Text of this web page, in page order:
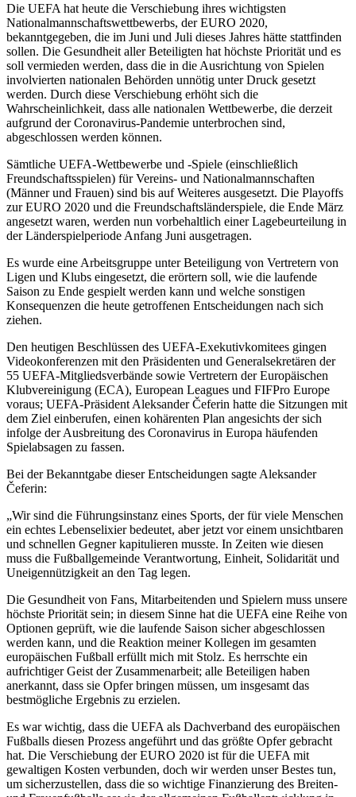
Die UEFA hat heute die Verschiebung ihres wichtigsten
Nationalmannschaftswettbewerbs, der EURO 2020,
bekanntgegeben, die im Juni und Juli dieses Jahres hätte stattfinden
sollen. Die Gesundheit aller Beteiligten hat höchste Priorität und es
soll vermieden werden, dass die in die Ausrichtung von Spielen
involvierten nationalen Behörden unnötig unter Druck gesetzt
werden. Durch diese Verschiebung erhöht sich die
Wahrscheinlichkeit, dass alle nationalen Wettbewerbe, die derzeit
aufgrund der Coronavirus-Pandemie unterbrochen sind,
abgeschlossen werden können.
Sämtliche UEFA-Wettbewerbe und -Spiele (einschließlich
Freundschaftsspielen) für Vereins- und Nationalmannschaften
(Männer und Frauen) sind bis auf Weiteres ausgesetzt. Die Playoffs
zur EURO 2020 und die Freundschaftsländerspiele, die Ende März
angesetzt waren, werden nun vorbehaltlich einer Lagebeurteilung in
der Länderspielperiode Anfang Juni ausgetragen.
Es wurde eine Arbeitsgruppe unter Beteiligung von Vertretern von
Ligen und Klubs eingesetzt, die erörtern soll, wie die laufende
Saison zu Ende gespielt werden kann und welche sonstigen
Konsequenzen die heute getroffenen Entscheidungen nach sich
ziehen.
Den heutigen Beschlüssen des UEFA-Exekutivkomitees gingen
Videokonferenzen mit den Präsidenten und Generalsekretären der
55 UEFA-Mitgliedsverbände sowie Vertretern der Europäischen
Klubvereinigung (ECA), European Leagues und FIFPro Europe
voraus; UEFA-Präsident Aleksander Čeferin hatte die Sitzungen mit
dem Ziel einberufen, einen kohärenten Plan angesichts der sich
infolge der Ausbreitung des Coronavirus in Europa häufenden
Spielabsagen zu fassen.
Bei der Bekanntgabe dieser Entscheidungen sagte Aleksander
Čeferin:
„Wir sind die Führungsinstanz eines Sports, der für viele Menschen
ein echtes Lebenselixier bedeutet, aber jetzt vor einem unsichtbaren
und schnellen Gegner kapitulieren musste. In Zeiten wie diesen
muss die Fußballgemeinde Verantwortung, Einheit, Solidarität und
Uneigennützigkeit an den Tag legen.
Die Gesundheit von Fans, Mitarbeitenden und Spielern muss unsere
höchste Priorität sein; in diesem Sinne hat die UEFA eine Reihe von
Optionen geprüft, wie die laufende Saison sicher abgeschlossen
werden kann, und die Reaktion meiner Kollegen im gesamten
europäischen Fußball erfüllt mich mit Stolz. Es herrschte ein
aufrichtiger Geist der Zusammenarbeit; alle Beteiligen haben
anerkannt, dass sie Opfer bringen müssen, um insgesamt das
bestmögliche Ergebnis zu erzielen.
Es war wichtig, dass die UEFA als Dachverband des europäischen
Fußballs diesen Prozess angeführt und das größte Opfer gebracht
hat. Die Verschiebung der EURO 2020 ist für die UEFA mit
gewaltigen Kosten verbunden, doch wir werden unser Bestes tun,
um sicherzustellen, dass die so wichtige Finanzierung des Breiten-